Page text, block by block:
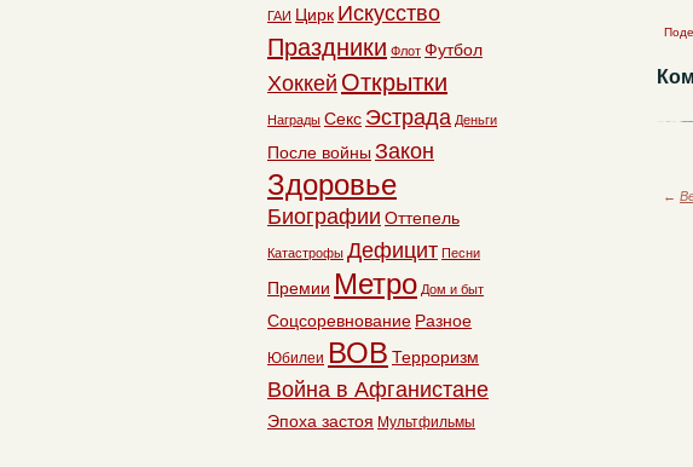
←
ГАИ Цирк Искусство
Праздники Флот Футбол
Хоккей Открытки
Награды Секс Эстрада Деньги
После войны Закон
Здоровье
Биографии Оттепель
Катастрофы Дефицит Песни
Премии Метро Дом и быт
Соцсоревнование Разное
Юбилеи ВОВ Терроризм
Война в Афганистане
Эпоха застоя Мультфильмы